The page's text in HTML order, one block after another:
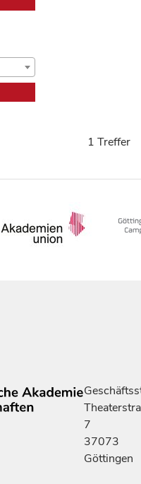
1 Treffer
7
37073
Göttingen